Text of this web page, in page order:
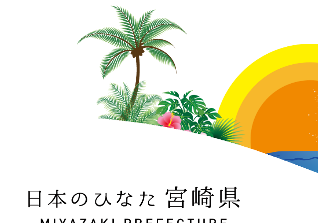
日本のひなた 宮崎県 MIYAZAKI PREFECTURE